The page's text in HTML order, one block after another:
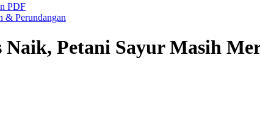
PDF
& Perundangan
Naik, Petani Sayur Masih